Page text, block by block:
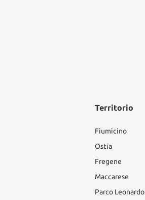
Territorio
Fiumicino
Ostia
Fregene
Maccarese
Parco Leonardo